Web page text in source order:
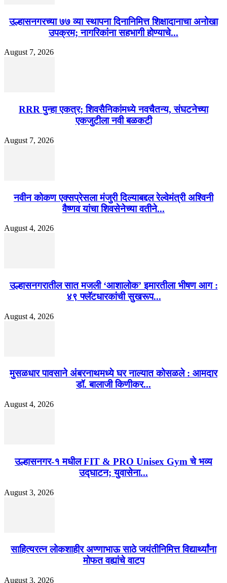
उल्हासनगरच्या ७७ व्या स्थापना दिनानिमित्त शिक्षादानाचा अनोखा
उपक्रम; नागरिकांना सहभागी होण्याचे...
August 7, 2026
RRR पुन्हा एकत्र; शिवसैनिकांमध्ये नवचैतन्य, संघटनेच्या
एकजुटीला नवी बळकटी
August 7, 2026
नवीन कोकण एक्सप्रेसला मंजुरी दिल्याबद्दल रेल्वेमंत्री अश्विनी
वैष्णव यांचा शिवसेनेच्या वतीने...
August 4, 2026
उल्हासनगरातील सात मजली ‘आशालोक’ इमारतीला भीषण आग :
४९ फ्लॅटधारकांची सुखरूप...
August 4, 2026
मुसळधार पावसाने अंबरनाथमध्ये घर नाल्यात कोसळले : आमदार
डॉ. बालाजी किणीकर...
August 4, 2026
उल्हासनगर-१ मधील FIT & PRO Unisex Gym चे भव्य
उद्घाटन; युवासेना...
August 3, 2026
साहित्यरत्न लोकशाहीर अण्णाभाऊ साठे जयंतीनिमित्त विद्यार्थ्यांना
मोफत वह्यांचे वाटप
August 3, 2026